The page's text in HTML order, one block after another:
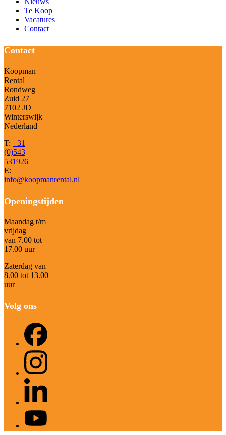
Te Koop
Vacatures
Contact
Contact
Koopman
Rental
Rondweg
Zuid 27
7102 JD
Winterswijk
Nederland
T: +31
(0)543
531926
E:
info@koopmanrental.nl
Openingstijden
Maandag t/m
vrijdag
van 7.00 tot
17.00 uur
Zaterdag van
8.00 tot 13.00
uur
Volg ons
Instagram